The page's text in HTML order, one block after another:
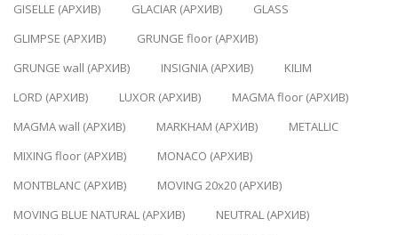
GISELLE (АРХИВ)
GLACIAR (АРХИВ)
GLASS
GLIMPSE (АРХИВ)
GRUNGE floor (АРХИВ)
GRUNGE wall (АРХИВ)
INSIGNIA (АРХИВ)
KILIM
LORD (АРХИВ)
LUXOR (АРХИВ)
MAGMA floor (АРХИВ)
MAGMA wall (АРХИВ)
MARKHAM (АРХИВ)
METALLIC
MIXING floor (АРХИВ)
MONACO (АРХИВ)
MONTBLANC (АРХИВ)
MOVING 20x20 (АРХИВ)
MOVING BLUE NATURAL (АРХИВ)
NEUTRAL (АРХИВ)